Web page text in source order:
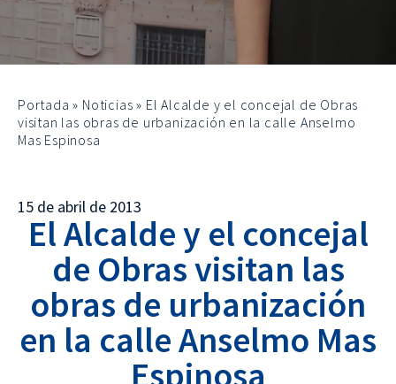
Portada » Noticias » El Alcalde y el concejal de Obras
visitan las obras de urbanización en la calle Anselmo
Mas Espinosa
15 de abril de 2013
El Alcalde y el concejal
de Obras visitan las
obras de urbanización
en la calle Anselmo Mas
Espinosa